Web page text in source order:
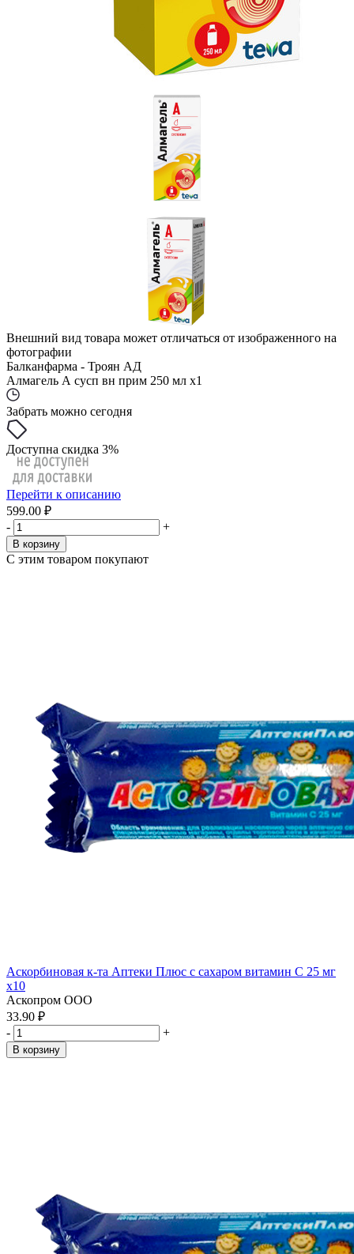
Внешний вид товара может отличаться от изображенного на
фотографии
Балканфарма - Троян АД
Алмагель А сусп вн прим 250 мл x1
Забрать можно сегодня
Доступна скидка 3%
Перейти к описанию
599.00 ₽
-
+
В корзину
С этим товаром покупают
Аскорбиновая к-та Аптеки Плюс с сахаром витамин С 25 мг
x10
Аскопром ООО
33.90 ₽
-
+
В корзину